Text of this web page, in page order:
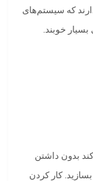
که سیستم‌های
خوبند.
بدون داشتن
کار کردن